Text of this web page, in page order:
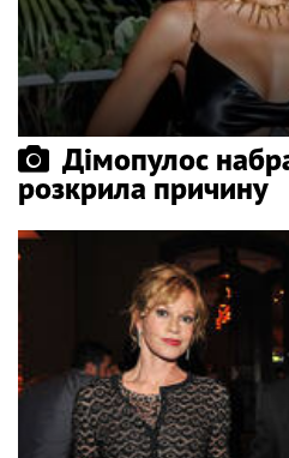
Дімопулос
розкрила причину